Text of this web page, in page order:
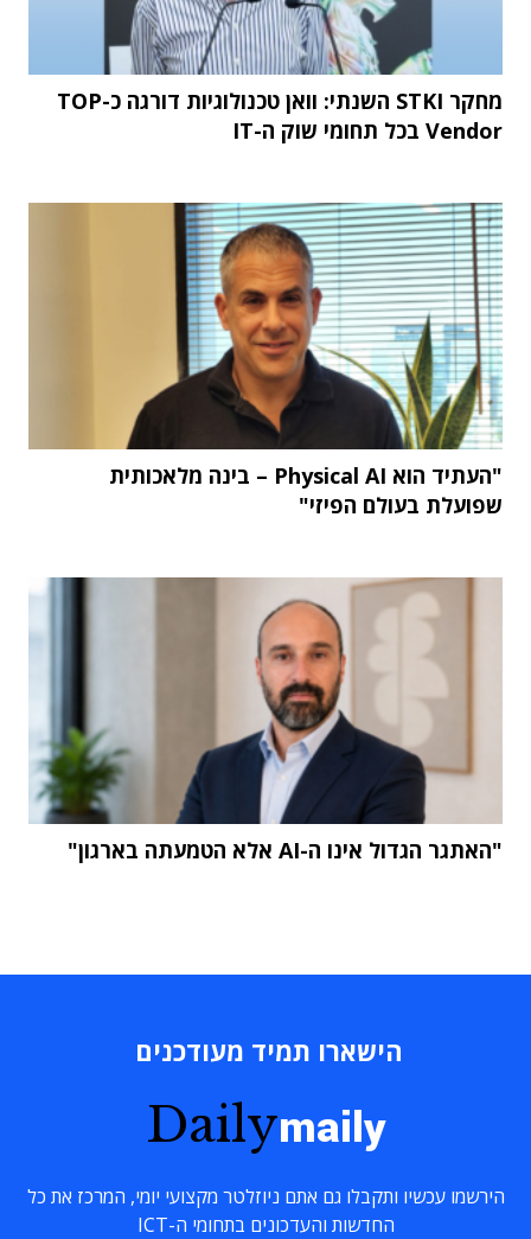
מחקר STKI השנתי: וואן טכנולוגיות דורגה כ-TOP
Vendor בכל תחומי שוק ה-IT
"העתיד הוא Physical AI – בינה מלאכותית
שפועלת בעולם הפיזי"
"האתגר הגדול אינו ה-AI אלא הטמעתה בארגון"
הישארו תמיד מעודכנים
Dailymaily
הירשמו עכשיו ותקבלו גם אתם ניוזלטר מקצועי יומי, המרכז את כל
החדשות והעדכונים בתחומי ה-ICT